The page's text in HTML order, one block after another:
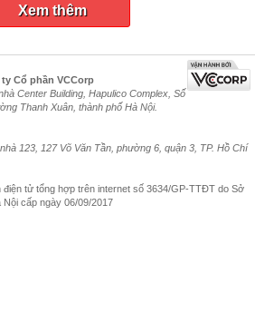
Xem thêm
Cổ phần VCCorp
Center Building, Hapulico Complex, Số
Thanh Xuân, thành phố Hà Nội.
123, 127 Võ Văn Tần, phường 6, quận 3, TP. Hồ Chí
điện tử tổng hợp trên internet số 3634/GP-TTĐT do Sở
cấp ngày 06/09/2017